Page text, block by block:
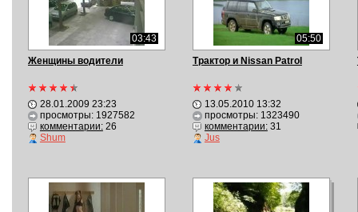
03:43
Женщины водители
28.01.2009 23:23
просмотры: 1927582
комментарии:26
Shum
05:50
Трактор и Nissan Patrol
13.05.2010 13:32
просмотры: 1323490
комментарии:31
Jus